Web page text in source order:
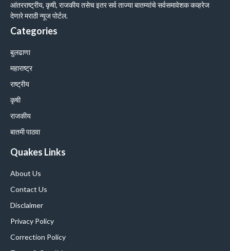
आंतरराष्ट्रीय, कृषी, राजकीय तसेच इतर सर्व ताज्या बातम्यांचे सर्वसमावेशक कव्हरेज
देणारे मराठी न्यूज पोर्टल.
Categories
बुलढाणा
महाराष्ट्र
राष्ट्रीय
कृषी
राजकीय
बातमी पाठवा
Quakes Links
About Us
Contact Us
Disclaimer
Privacy Policy
Correction Policy